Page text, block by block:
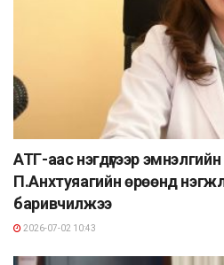
АТГ-аас нэгдүгээр
П.Анхтуяагийн өрөөнд
баривчилжээ
2026-07-02 10:43